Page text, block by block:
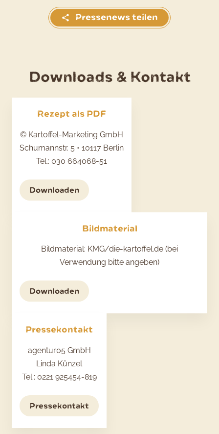
Pressenews teilen
Downloads & Kontakt
Rezept als PDF
© Kartoffel-Marketing GmbH
Schumannstr. 5 • 10117 Berlin
Tel.: 030 664068-51
Downloaden
Bildmaterial
Bildmaterial: KMG/die-kartoffel.de (bei
Verwendung bitte angeben)
Downloaden
Pressekontakt
agentur05 GmbH
Linda Künzel
Tel.: 0221 925454-819
Pressekontakt